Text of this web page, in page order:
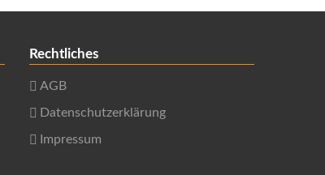
Rechtliches
AGB
Datenschutzerklärung
Impressum